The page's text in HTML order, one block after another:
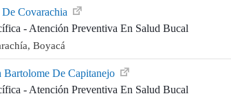
Covarachia
- Atención Preventiva En Salud Bucal
Boyacá
Bartolome De Capitanejo
- Atención Preventiva En Salud Bucal